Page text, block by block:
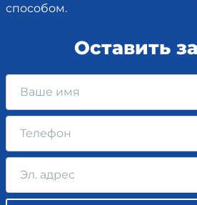
способом.
Оставить